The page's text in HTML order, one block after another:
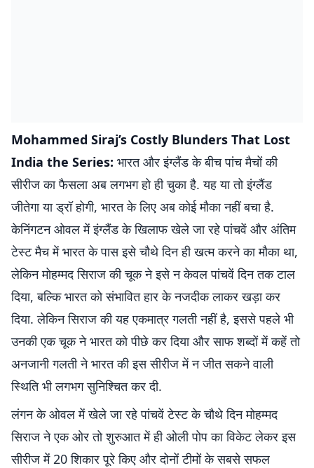
Mohammed Siraj’s Costly Blunders That Lost
India the Series: भारत और इंग्लैंड के बीच पांच मैचों की
सीरीज का फैसला अब लगभग हो ही चुका है. यह या तो इंग्लैंड
जीतेगा या ड्रॉ होगी, भारत के लिए अब कोई मौका नहीं बचा है.
केनिंगटन ओवल में इंग्लैंड के खिलाफ खेले जा रहे पांचवें और अंतिम
टेस्ट मैच में भारत के पास इसे चौथे दिन ही खत्म करने का मौका था,
लेकिन मोहम्मद सिराज की चूक ने इसे न केवल पांचवें दिन तक टाल
दिया, बल्कि भारत को संभावित हार के नजदीक लाकर खड़ा कर
दिया. लेकिन सिराज की यह एकमात्र गलती नहीं है, इससे पहले भी
उनकी एक चूक ने भारत को पीछे कर दिया और साफ शब्दों में कहें तो
अनजानी गलती ने भारत की इस सीरीज में न जीत सकने वाली
स्थिति भी लगभग सुनिश्चित कर दी.
लंगन के ओवल में खेले जा रहे पांचवें टेस्ट के चौथे दिन मोहम्मद
सिराज ने एक ओर तो शुरुआत में ही ओली पोप का विकेट लेकर इस
सीरीज में 20 शिकार पूरे किए और दोनों टीमों के सबसे सफल